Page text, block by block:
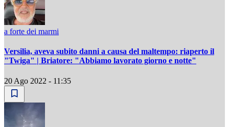
a forte dei marmi
Versilia, aveva subito danni a causa del maltempo: riaperto il
"Twiga" | Briatore: "Abbiamo lavorato giorno e notte"
20 Ago 2022 - 11:35